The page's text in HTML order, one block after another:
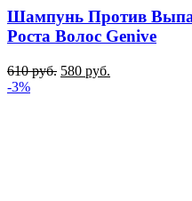
Шампунь Против
Роста Волос Genive
610руб. 580 руб.
-3%